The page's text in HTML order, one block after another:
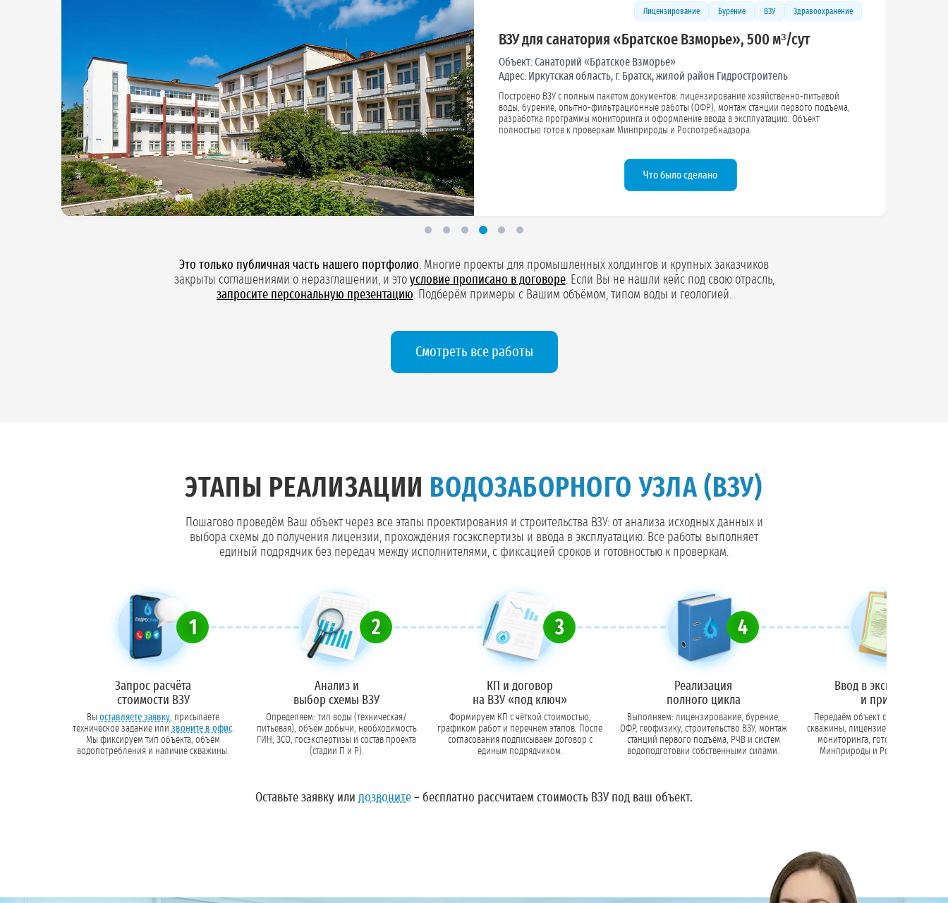
Бурение Лицензирование ВЗУ Промышленность
ВЗУ для мраморного карьера, до 100 м³/сут
Объект:Карьер по обработке мрамора
Адрес:Челябинская область, Карталинский район, с. Еленинка
Реализовано проектирование и строительство ВЗУ с полным пакетом документов:
выполнены бурение, обустройство и лицензирование скважины для технических нужд.
Подготовлены паспорт скважины, программа мониторинга и весь необходимый комплект
документов для легальной эксплуатации без рисков штрафов.
Подробнее
Это только публичная часть нашего портфолио. Многие проекты для промышленных холдингов и крупных заказчиков
закрыты соглашениями о неразглашении, и это условие прописано в договоре. Если Вы не нашли кейс под свою отрасль,
запросите персональную презентацию. Подберём примеры с Вашим объёмом, типом воды и геологией.
Смотреть все работы
ЭТАПЫ РЕАЛИЗАЦИИ ВОДОЗАБОРНОГО УЗЛА (ВЗУ)
Пошагово проведём Ваш объект через все этапы проектирования и строительства ВЗУ: от анализа исходных данных и
выбора схемы до получения лицензии, прохождения госэкспертизы и ввода в эксплуатацию. Все работы выполняет
единый подрядчик без передач между исполнителями, с фиксацией сроков и готовностью к проверкам.
1
Запрос расчёта
стоимости ВЗУ
Вы оставляете заявку, присылаете
техническое задание или звоните в офис.
Мы фиксируем тип объекта, объём
водопотребления и наличие скважины.
2
Анализ и
выбор схемы ВЗУ
Определяем: тип воды (техническая/
питьевая), объём добычи, необходимость
ГИН, ЗСО, госэкспертизы и состав проекта
(стадии П и Р).
3
КП и договор
на ВЗУ «под ключ»
Формируем КП с чёткой стоимостью,
графиком работ и перечнем этапов. После
согласования подписываем договор с
единым подрядчиком.
4
Реализация
полного цикла
Выполняем: лицензирование, бурение,
ОФР, геофизику, строительство ВЗУ, монтаж
станций первого подъёма, РЧВ и систем
водоподготовки собственными силами.
Ввод в эксплуатацию
и приёмка
Передаём объект с актами,
скважины, лицензией, ЗСО и
мониторинга, готоыми к проверкам
Минприроды и
Оставьте заявку или позвоните – бесплатно рассчитаем стоимость ВЗУ под ваш объект.